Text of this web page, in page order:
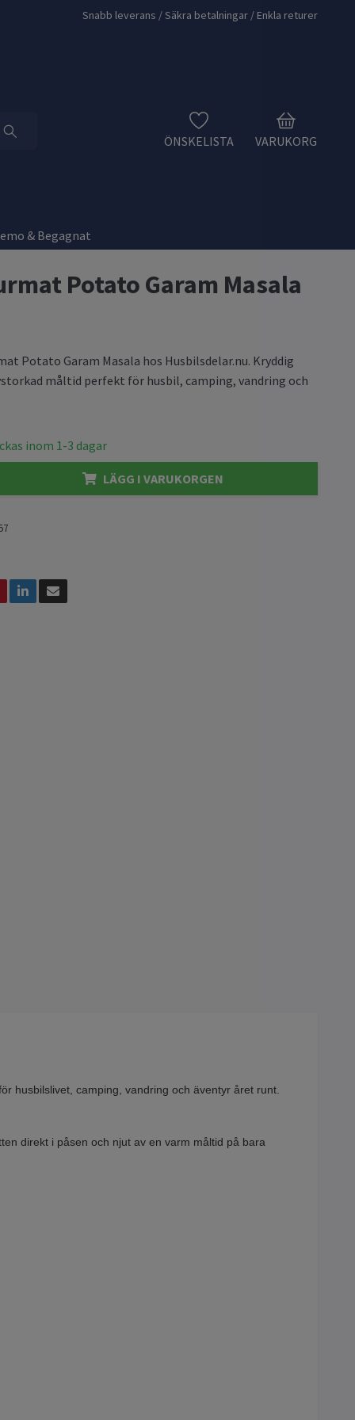
Snabb leverans / Säkra betalningar / Enkla returer
ÖNSKELISTA VARUKORG
& Begagnat
Potato Garam Masala
Potato Garam Masala hos Husbilsdelar.nu. Kryddig
måltid perfekt för husbil, camping, vandring och
inom 1-3 dagar
LÄGG I VARUKORGEN
husbilslivet, camping, vandring och äventyr året runt.
direkt i påsen och njut av en varm måltid på bara